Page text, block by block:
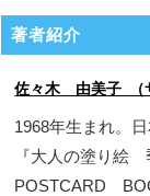
著者紹介
佐々木 由美子 （
1968年生まれ。
『大人の塗り絵
POSTCARD